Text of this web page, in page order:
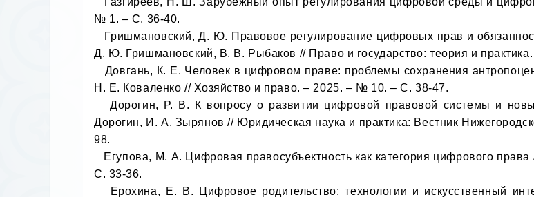
№ 1. – С. 36-40.
Д. Ю. Гришмановский, В. В. Рыбаков // Право и государство: теория и
Н. Е. Коваленко // Хозяйство и право. – 2025. – № 10. – С. 38-47.
   Дорогин, Р. В. К вопросу о развитии цифровой правовой системы и новых источников конституционного права России / Р. В.
Дорогин, И. А. Зырянов // Юридическая наука и практика: Вестник
98.
С. 33-36.